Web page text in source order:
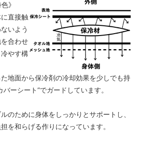
》
直接触
いよう
合わせ
やす構
地面から保冷剤の冷却効果を少しでも持
ーシート”でガードしています。
のために身体をしっかりとサポートし、
を和らげる作りになっています。